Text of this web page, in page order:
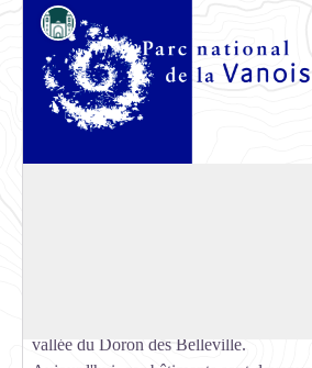
Architecture
vallée du Doron des Belleville.